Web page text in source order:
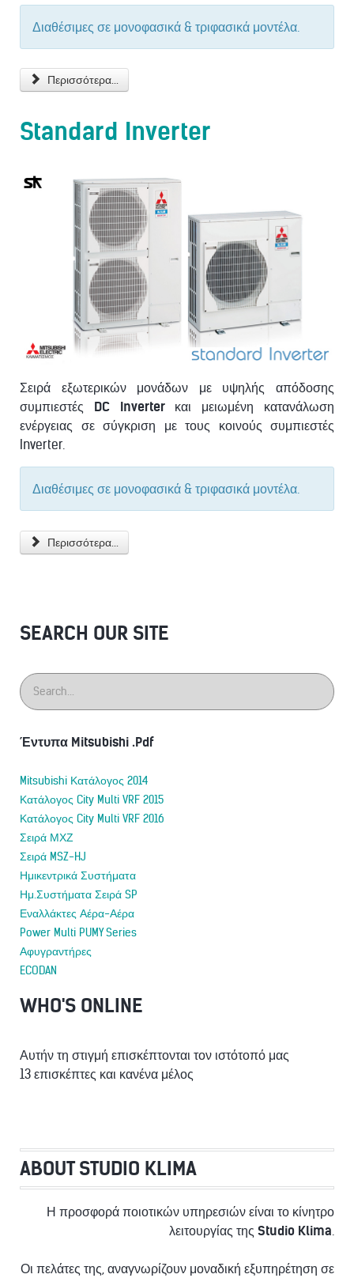
Διαθέσιμες σε μονοφασικά & τριφασικά μοντέλα.
Περισσότερα...
Standard Inverter
Σειρά εξωτερικών μονάδων με υψηλής απόδοσης
συμπιεστές DC Inverterκαι μειωμένη κατανάλωση
ενέργειας σε σύγκριση με τους κοινούς συμπιεστές
Inverter.
Διαθέσιμες σε μονοφασικά & τριφασικά μοντέλα.
Περισσότερα...
SEARCH OUR SITE
Έντυπα Mitsubishi .Pdf
Mitsubishi Κατάλογος 2014
Κατάλογος City Multi VRF 2015
Κατάλογος City Multi VRF 2016
Σειρά ΜΧΖ
Σειρά MSZ-HJ
Ημικεντρικά Συστήματα
Ημ.Συστήματα Σειρά SP
Εναλλάκτες Αέρα-Αέρα
Power Multi PUMY Series
Αφυγραντήρες
ECODAN
WHO'S ONLINE
Αυτήν τη στιγμή επισκέπτονται τον ιστότοπό μας
13 επισκέπτες και κανένα μέλος
ABOUT STUDIO KLIMA
Η προσφορά ποιοτικών υπηρεσιών είναι το κίνητρο
λειτουργίας της Studio Klima
Οι πελάτες της, αναγνωρίζουν μοναδική εξυπηρέτηση σε